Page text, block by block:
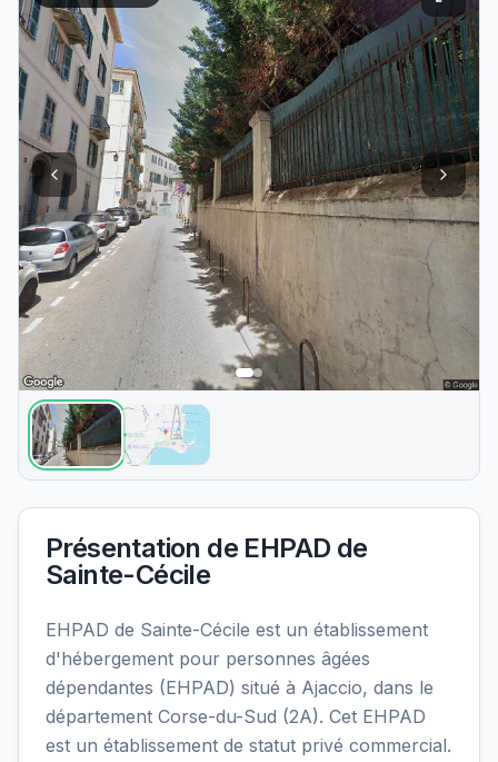
Présentation de EHPAD de
Sainte-Cécile
EHPAD de Sainte-Cécile est un établissement
d'hébergement pour personnes âgées
dépendantes (EHPAD) situé à Ajaccio, dans le
département Corse-du-Sud (2A). Cet EHPAD
est un établissement de statut privé commercial.